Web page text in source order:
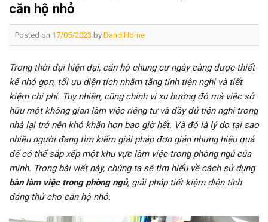
căn hộ nhỏ
Posted on 17/05/2023 by DandiHome
Trong thời đại hiện đại, căn hộ chung cư ngày càng được thiết
kế nhỏ gọn, tối ưu diện tích nhằm tăng tính tiện nghi và tiết
kiệm chi phí. Tuy nhiên, cũng chính vì xu hướng đó mà việc sở
hữu một không gian làm việc riêng tư và đầy đủ tiện nghi trong
nhà lại trở nên khó khăn hơn bao giờ hết. Và đó là lý do tại sao
nhiều người đang tìm kiếm giải pháp đơn giản nhưng hiệu quả
để có thể sắp xếp một khu vực làm việc trong phòng ngủ của
mình. Trong bài viết này, chúng ta sẽ tìm hiểu về cách sử dụng
bàn làm việc trong phòng ngủ, giải pháp tiết kiệm diện tích
đáng thử cho căn hộ nhỏ.